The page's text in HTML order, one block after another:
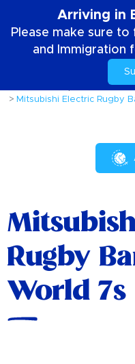
Arriving in
Please make sure
and Immigration
Cosas para hacer
Mitsubishi Electric Rugby
Rugby
World 7s